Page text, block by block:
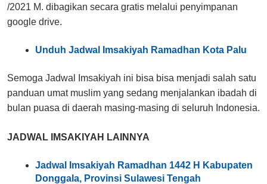
/2021 M. dibagikan secara gratis melalui penyimpanan
google drive.
Unduh Jadwal Imsakiyah Ramadhan Kota Palu
Semoga Jadwal Imsakiyah ini bisa bisa menjadi salah satu
panduan umat muslim yang sedang menjalankan ibadah di
bulan puasa di daerah masing-masing di seluruh Indonesia.
JADWAL IMSAKIYAH LAINNYA
Jadwal Imsakiyah Ramadhan 1442 H Kabupaten
Donggala, Provinsi Sulawesi Tengah